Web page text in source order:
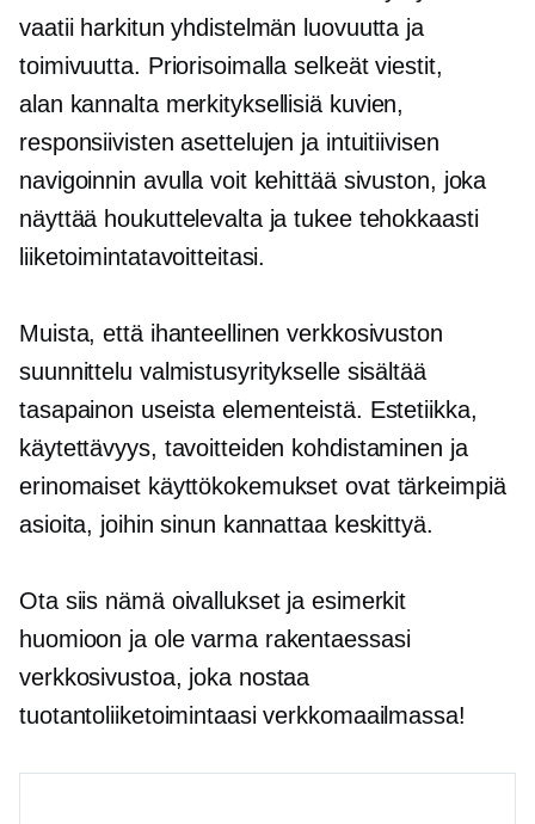
vaatii harkitun yhdistelmän luovuutta ja
toimivuutta. Priorisoimalla selkeät viestit,
alan kannalta merkityksellisiä kuvien,
responsiivisten asettelujen ja intuitiivisen
navigoinnin avulla voit kehittää sivuston, joka
näyttää houkuttelevalta ja tukee tehokkaasti
liiketoimintatavoitteitasi.
Muista, että ihanteellinen verkkosivuston
suunnittelu valmistusyritykselle sisältää
tasapainon useista elementeistä. Estetiikka,
käytettävyys, tavoitteiden kohdistaminen ja
erinomaiset käyttökokemukset ovat tärkeimpiä
asioita, joihin sinun kannattaa keskittyä.
Ota siis nämä oivallukset ja esimerkit
huomioon ja ole varma rakentaessasi
verkkosivustoa, joka nostaa
tuotantoliiketoimintaasi verkkomaailmassa!